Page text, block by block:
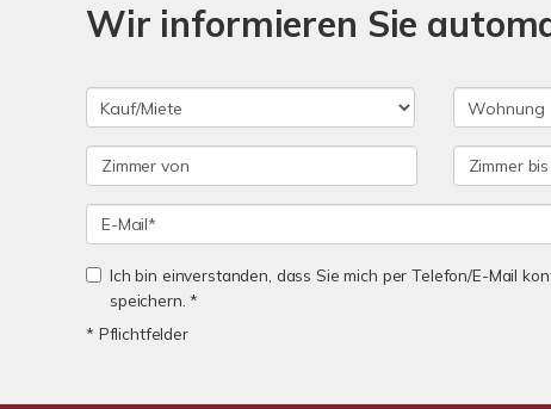
Wir informieren Sie
Ich bin einverstanden, dass Sie mich per Telefon/E-Mail
speichern. *
* Pflichtfelder